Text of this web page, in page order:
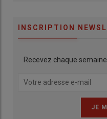
INSCRIPTION
Recevez chaque